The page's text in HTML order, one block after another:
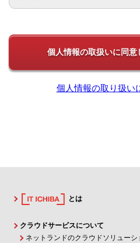
個人情報の取り扱い
とは
クラウドサービスについて
ネットランドのクラウドソリューシ